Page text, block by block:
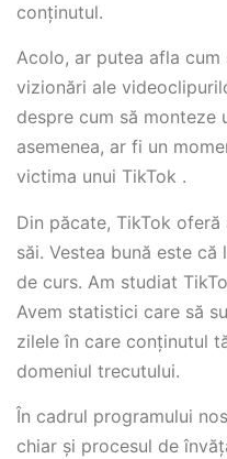
conținutul.
Acolo, ar putea afla cum
vizionări ale
despre cum să monteze
asemenea, ar fi un
victima unui TikTok .
Din păcate, TikTok
săi. Vestea bună este
de curs. Am studiat
Avem statistici care să
zilele în care conținutul
domeniul trecutului.
În cadrul programului
chiar și procesul de